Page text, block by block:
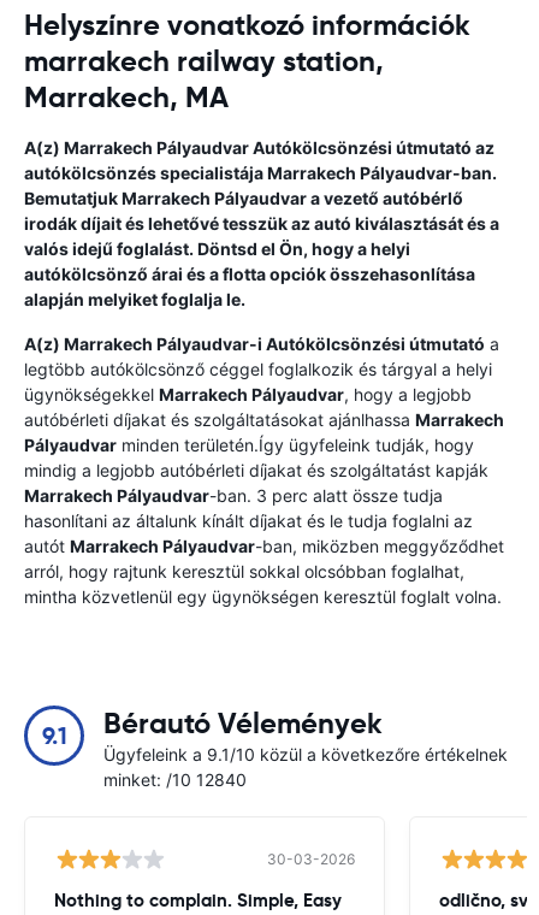
Helyszínre vonatkozó információk
marrakech railway station,
Marrakech, MA
A(z) Marrakech PályaudvarAutókölcsönzési útmutató az
autókölcsönzés specialistájaMarrakech Pályaudvar-ban.
BemutatjukMarrakech Pályaudvara vezető autóbérlő
irodák díjait és lehetővé tesszük az autó kiválasztását és a
valós idejű foglalást. Döntsd el Ön, hogy a helyi
autókölcsönző árai és a flotta opciók összehasonlítása
alapján melyiket foglalja le.
A(z) Marrakech Pályaudvar-i Autókölcsönzési útmutató a
legtöbb autókölcsönző céggel foglalkozik és tárgyal a helyi
ügynökségekkel Marrakech Pályaudvar, hogy a legjobb
autóbérleti díjakat és szolgáltatásokat ajánlhassa Marrakech
Pályaudvar minden területén.Így ügyfeleink tudják, hogy
mindig a legjobb autóbérleti díjakat és szolgáltatást kapják
Marrakech Pályaudvar-ban. 3 perc alatt össze tudja
hasonlítani az általunk kínált díjakat és le tudja foglalni az
autót Marrakech Pályaudvar-ban, miközben meggyőződhet
arról, hogy rajtunk keresztül sokkal olcsóbban foglalhat,
mintha közvetlenül egy ügynökségen keresztül foglalt volna.
9.1 Bérautó Vélemények
Ügyfeleink a 9.1/10 közül a következőre értékelnek
minket: /10 12840
30-03-2026
Nothing to complain. Simple, Easy odlično,